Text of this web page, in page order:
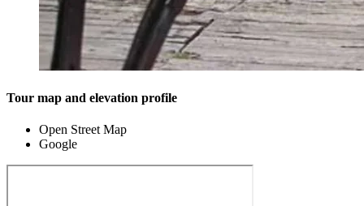
Tour map and elevation profile
Open Street Map
Google